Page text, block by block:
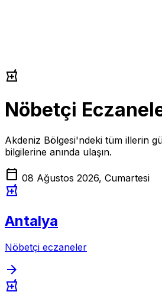
local_pharmacy
Nöbetçi
Akdeniz Bölgesi'ndeki tüm illerin
bilgilerine anında ulaşın.
calendar_today 08 Ağustos 2026, Cumartesi
local_pharmacy
Antalya
Nöbetçi eczaneler
arrow_forward
local_pharmacy